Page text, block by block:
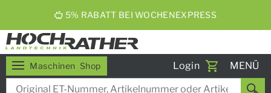
ERNTEBIER 2026
Maschinen Shop Login
Toggle
MENÜ